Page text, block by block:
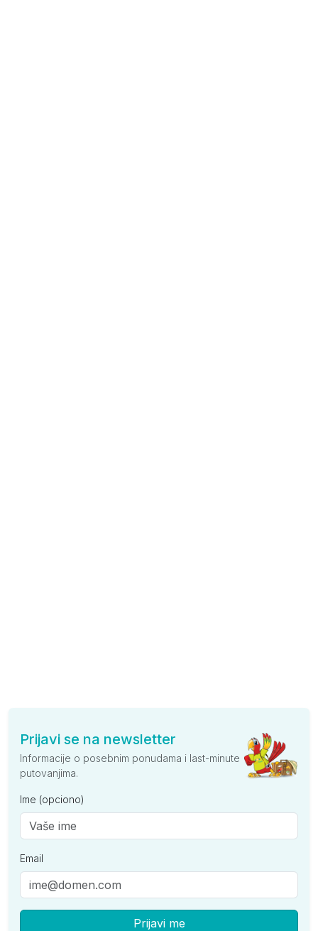
Prijavi se na newsletter
Informacije o posebnim ponudama i last-minute
putovanjima.
Ime (opciono)
Email
Prijavi me